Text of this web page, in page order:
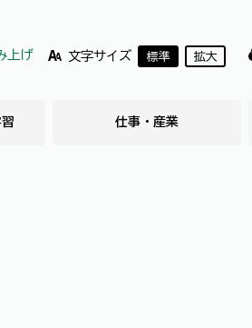
上げ 文字サイズ 標準 拡大
仕事・産業